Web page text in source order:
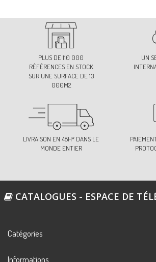
PLUS DE 110 000
RÉFÉRENCES EN STOCK
SUR UNE SURFACE DE 13
000M2
UN
LIVRAISON EN 48H* DANS LE
MONDE ENTIER
CATALOGUES - ESPACE DE
Catégories
Informations